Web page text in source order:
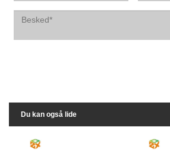
Du kan også lide